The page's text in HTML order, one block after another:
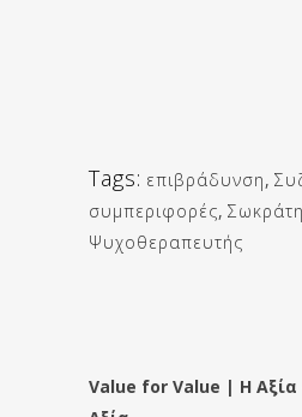
Tags: επιβράδυνση,
συμπεριφορές,
Ψυχοθεραπευτής
Value for Value | Η Αξία